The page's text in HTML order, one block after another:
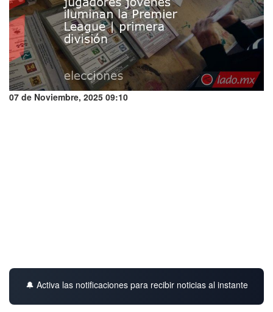
07 de Noviembre, 2025 09:10
🔔 Activa las notificaciones para recibir noticias al instante